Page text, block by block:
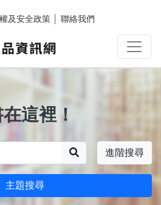
及安全政策 聯絡我們
這裡！
進階搜尋
主題搜尋